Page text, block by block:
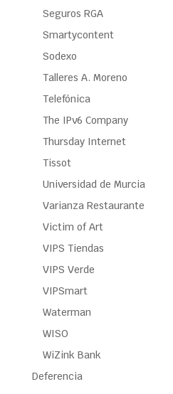
Seguros RGA
Smartycontent
Sodexo
Talleres A. Moreno
Telefónica
The IPv6 Company
Thursday Internet
Tissot
Universidad de Murcia
Varianza Restaurante
Victim of Art
VIPS Tiendas
VIPS Verde
VIPSmart
Waterman
WISO
WiZink Bank
Deferencia